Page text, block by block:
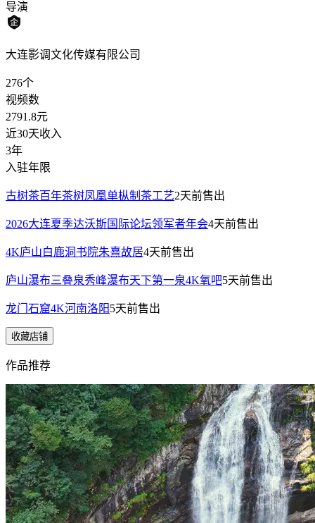
导演
大连影调文化传媒有限公司
276个
视频数
2791.8元
近30天收入
3年
入驻年限
古树茶百年茶树凤凰单枞制茶工艺2天前售出
2026大连夏季达沃斯国际论坛领军者年会4天前售出
4K庐山白鹿洞书院朱熹故居4天前售出
庐山瀑布三叠泉秀峰瀑布天下第一泉4K氧吧5天前售出
龙门石窟4K河南洛阳5天前售出
收藏店铺
作品推荐